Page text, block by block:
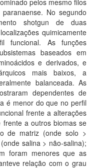
pelos mesmo filos
No segundo
shotgun de duas
quimicamente
funcional. As funções
baseados em
e derivados, e
mais baixos, a
balanceada. As
dependentes de
é menor do que no perfil
frente a alterações
frente a outros biomas se
de matriz (onde solo >
salina > não-salina);
foram menores que as
relação com o grau